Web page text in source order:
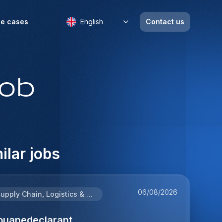
cases English Contact us
jobs
Supply Chain, Logistics & Procurement 06/08/2026